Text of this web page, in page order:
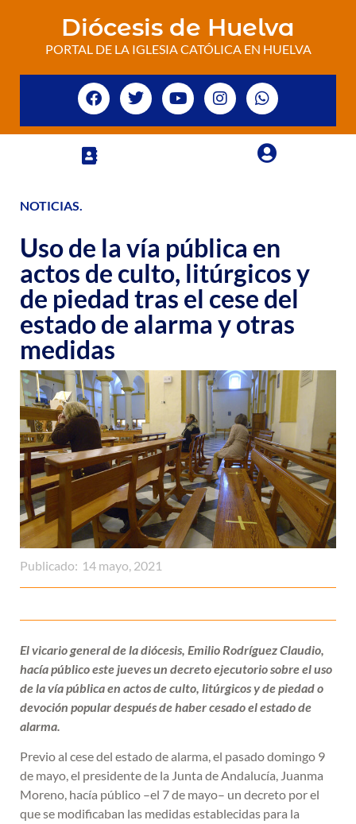
Diócesis de Huelva
PORTAL DE LA IGLESIA CATÓLICA EN HUELVA
NOTICIAS.
Uso de la vía pública en
actos de culto, litúrgicos y
de piedad tras el cese del
estado de alarma y otras
medidas
Publicado: 14 mayo, 2021
El vicario general de la diócesis, Emilio Rodríguez Claudio,
hacía público este jueves un decreto ejecutorio sobre el uso
de la vía pública en actos de culto, litúrgicos y de piedad o
devoción popular después de haber cesado el estado de
alarma.
Previo al cese del estado de alarma, el pasado domingo 9
de mayo, el presidente de la Junta de Andalucía, Juanma
Moreno, hacía público –el 7 de mayo– un decreto por el
que se modificaban las medidas establecidas para la